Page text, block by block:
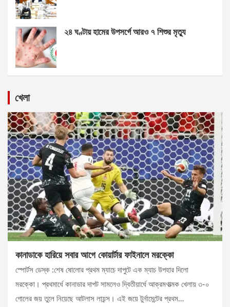
২৪ ঘণ্টায় হামের উপসর্গে আরও ৭ শিশুর মৃত্যু
খেলা
কানাডাকে হারিয়ে সবার আগে কোয়ার্টার ফাইনালে মরক্কো
স্পোর্টস ডেস্ক :শেষ ষোলোর প্রথম ম্যাচে দাপুটে এক ম্যাচ উপহার দিলো
মরক্কো। প্রথমার্ধে কানাডার দাপট সামলেও দ্বিতীয়ার্ধে আক্রমণাত্মক খেলায় ৩-০
গোলের জয় তুলে নিয়েছে আটলাস লায়ন্স। এই জয়ে টুর্নামেন্টের প্রথম…